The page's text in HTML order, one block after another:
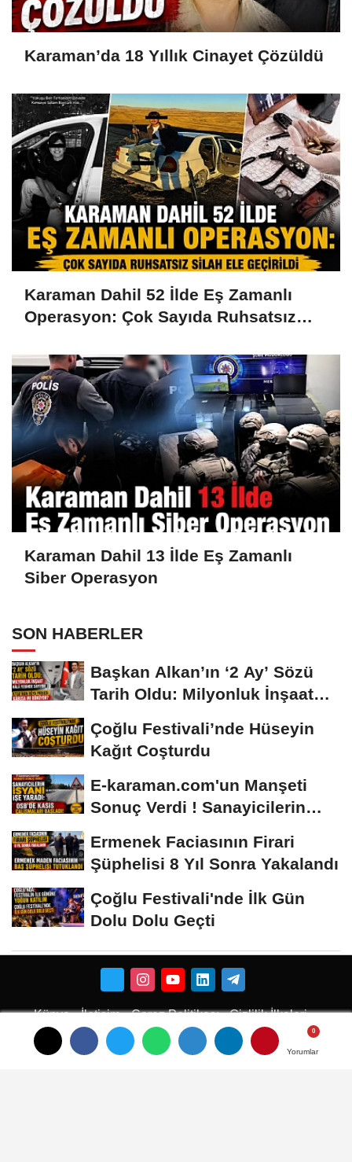
Yorumlar
Yorumlar
Yorumlar
Karaman’da 18 Yıllık Cinayet Çözüldü
Karaman Dahil 52 İlde Eş Zamanlı
Operasyon: Çok Sayıda Ruhsatsız
Karaman Dahil 13 İlde Eş Zamanlı
Siber Operasyon
SON HABERLER
Başkan Alkan’ın ‘2 Ay’ Sözü
Tarih Oldu: Milyonluk İnşaat
Çoğlu Festivali’nde Hüseyin
Kağıt Coşturdu
E-karaman.com'un Manşeti
Sonuç Verdi ! Sanayicilerin
Ermenek Faciasının Firari
Şüphelisi 8 Yıl Sonra Yakalandı
Çoğlu Festivali'nde İlk Gün
Dolu Dolu Geçti
Künye İletişim Çerez Politikası Gizlilik İlkeleri
Karaman Çiçekci
Karaman